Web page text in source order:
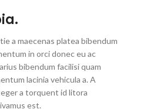
a maecenas platea bibendum
in orci donec eu ac
bibendum facilisi quam
lacinia vehicula a. A
a torquent id litora
est.